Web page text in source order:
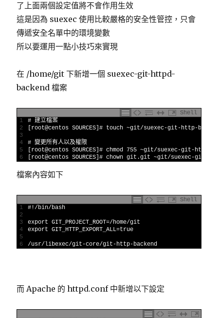
了上面兩個設定值將不會作用生效
這是因為 suexec 使用比較嚴格的安全性管控，只會
傳遞安全名單中的環境變數
所以要運用一點小技巧來實現
在 /home/git 下新增一個 suexec-git-httpd-
backend 檔案
Shell
1
2
3
4
5
6
# 建立檔案
root@centos SOURCES ]# touch ~git/suexec-git-http-
# 變更所有人以及權限
root@centos SOURCES ]# chmod 755 ~git/suexec-git-http-
root@centos SOURCES ]# chown git.git ~git/suexec-git-
檔案內容如下
Shell
1
2
3
4
5
6
#!/bin/bash
export GIT_PROJECT_ROOT=/home/git
export GIT_HTTP_EXPORT_ALL=true
/usr/ libexec/git -core/git -http-backend
而 Apache 的 httpd.conf 中新增以下設定